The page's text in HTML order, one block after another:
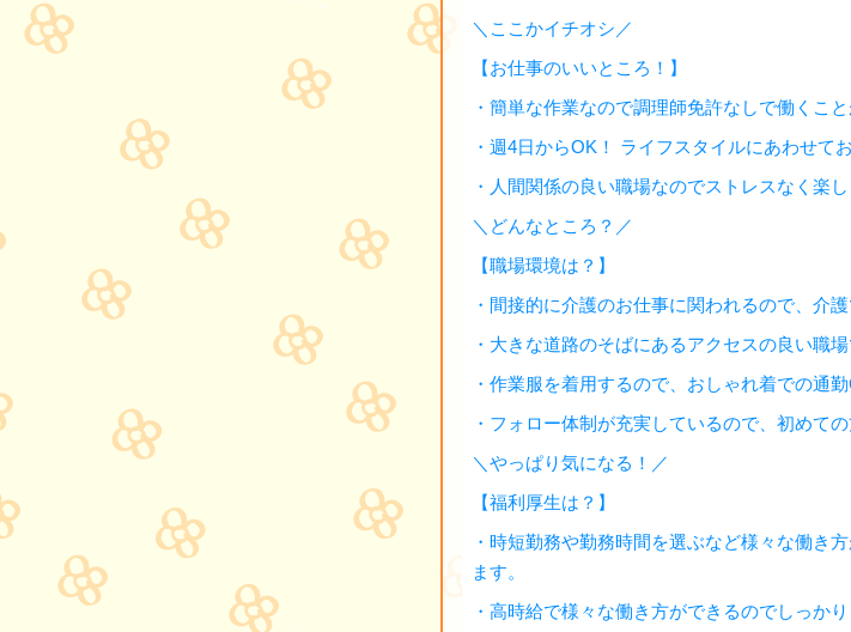
＼ここかイチオシ／
【お仕事のいいところ！】
・簡単な作業なので調理師免許なしで働くこと
・週4日からOK！ ライフスタイルにあわせて
・人間関係の良い職場なのでストレスなく楽し
＼どんなところ？／
【職場環境は？】
・間接的に介護のお仕事に関われるので、介
・大きな道路のそばにあるアクセスの良い職場
・作業服を着用するので、おしゃれ着での通勤
・フォロー体制が充実しているので、初めて
＼やっぱり気になる！／
【福利厚生は？】
・時短勤務や勤務時間を選ぶなど様々な働き
ます。
・高時給で様々な働き方ができるのでしっか